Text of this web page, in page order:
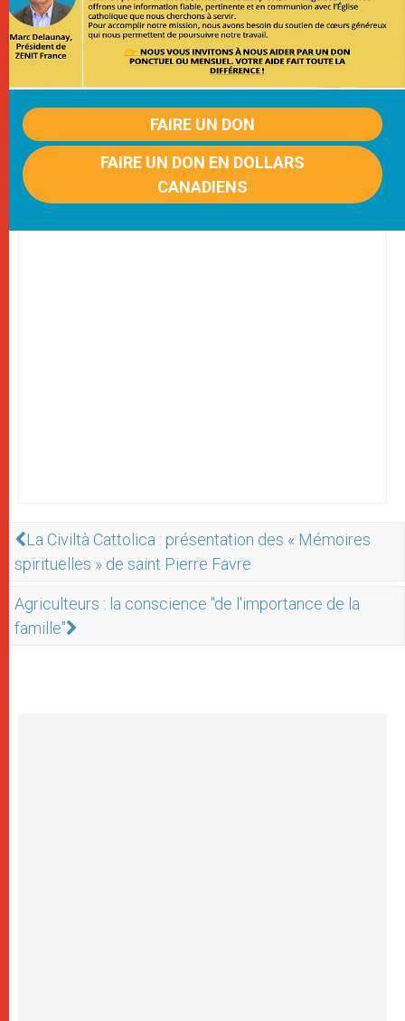
FAIRE UN DON
FAIRE UN DON EN DOLLARS
CANADIENS
La Civiltà Cattolica : présentation des « Mémoires
spirituelles » de saint Pierre Favre
Agriculteurs : la conscience "de l'importance de la
famille"